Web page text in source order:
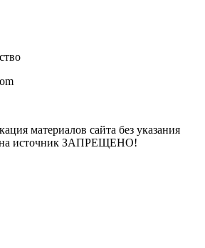
материалов сайта без указания
источник ЗАПРЕЩЕНО!